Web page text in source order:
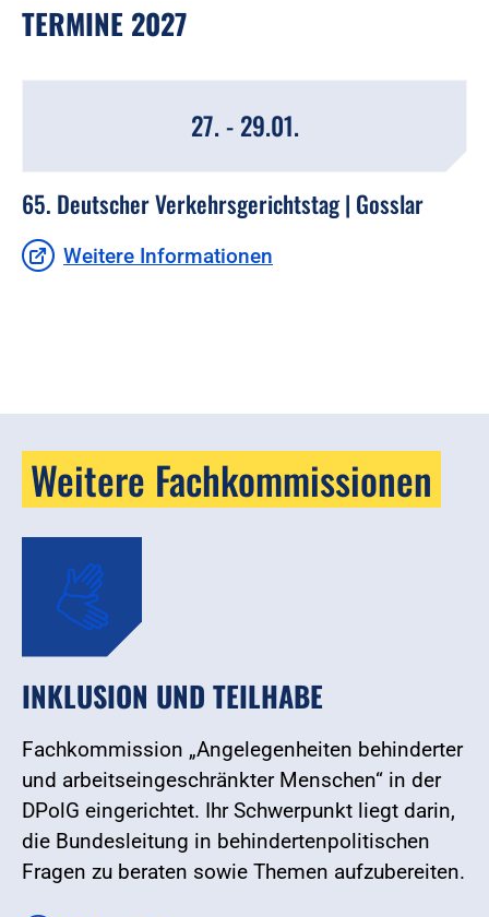
TERMINE 2027
27. - 29.01.
65. Deutscher Verkehrsgerichtstag | Gosslar
Weitere Informationen
Weitere Fachkommissionen
INKLUSION UND TEILHABE
Fachkommission „Angelegenheiten behinderter
und arbeitseingeschränkter Menschen“ in der
DPolG eingerichtet. Ihr Schwerpunkt liegt darin,
die Bundesleitung in behindertenpolitischen
Fragen zu beraten sowie Themen aufzubereiten.